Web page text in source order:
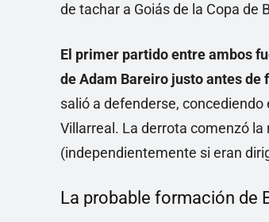
de tachar a Goiás de la Copa
El primer partido entre ambos
de Adam Bareiro justo antes
salió a defenderse,
Villarreal. La derrota comenzó
(independientemente si eran
La probable formación de